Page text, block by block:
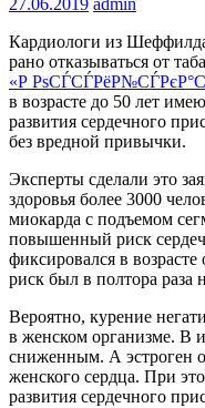
27.06.2019 admin
Кардиологи из
рано отказываться от
«Р
в возрасте до 50 лет
развития сердечного
без вредной привычки.
Эксперты сделали это
здоровья более 3000
миокарда с подъемом
повышенный риск
фиксировался в
риск был в полтора
Вероятно, курение
в женском организме. В
сниженным. А эстроген
женского сердца. При
развития сердечного